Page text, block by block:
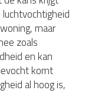
maar
zoals
en kan
komt
al hoog is,